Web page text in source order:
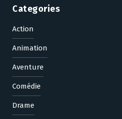
Categories
Action
Animation
Aventure
Comédie
Drame